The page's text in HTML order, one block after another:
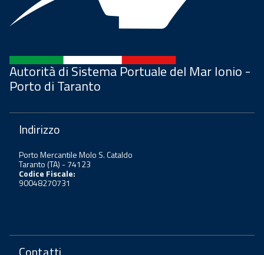
Autorità di Sistema Portuale del Mar Ionio -
Porto di Taranto
Indirizzo
Porto Mercantile Molo S. Cataldo
Taranto (TA) - 74123
Codice Fiscale:
90048270731